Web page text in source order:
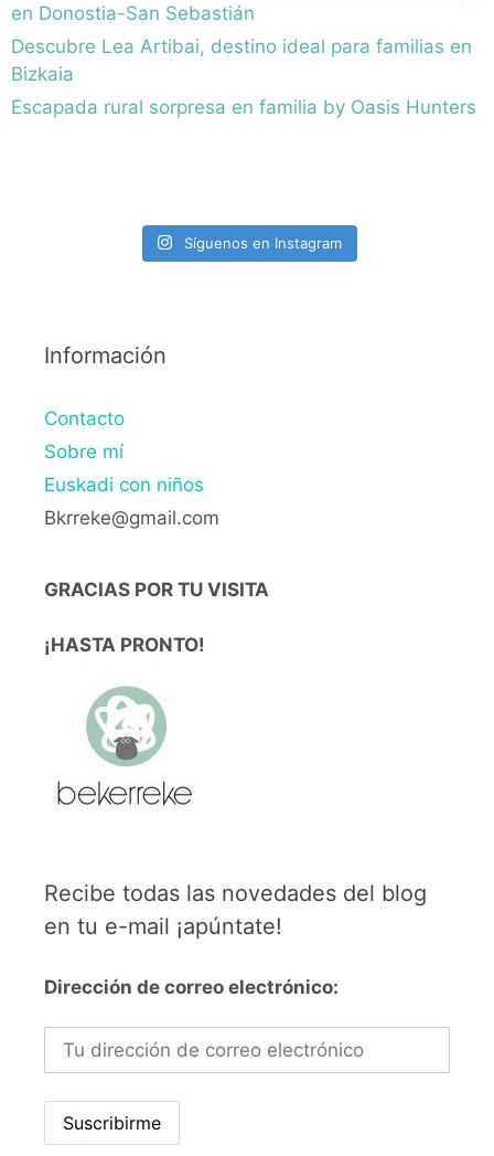
en Donostia-San Sebastián
Descubre Lea Artibai, destino ideal para familias en
Bizkaia
Escapada rural sorpresa en familia by Oasis Hunters
Síguenos en Instagram
Información
Contacto
Sobre mí
Euskadi con niños
Bkrreke@gmail.com
GRACIAS POR TU VISITA
¡HASTA PRONTO!
Recibe todas las novedades del blog
en tu e-mail ¡apúntate!
Dirección de correo electrónico: